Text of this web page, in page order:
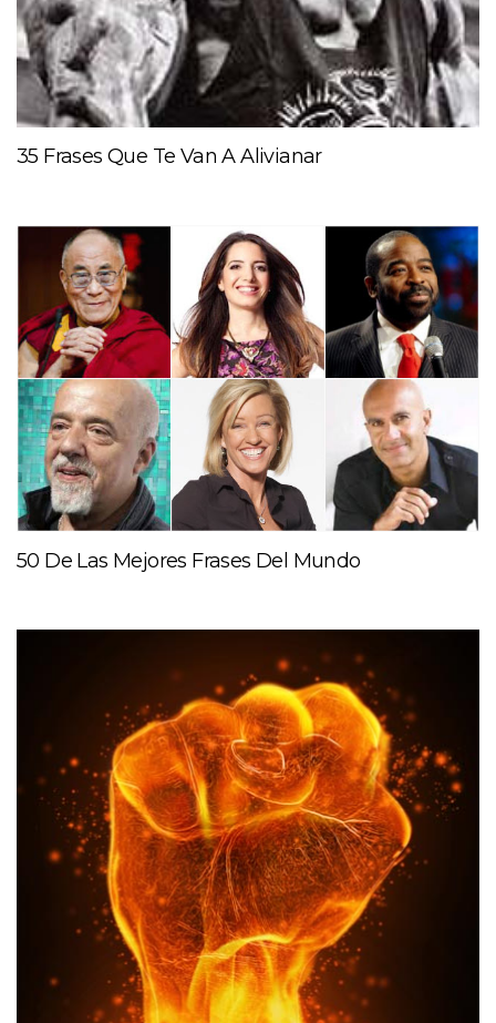
35 Frases Que Te Van A Alivianar
50 De Las Mejores Frases Del Mundo